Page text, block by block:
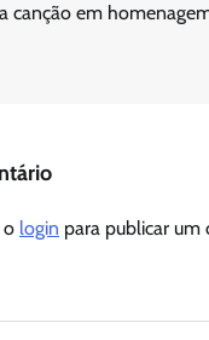
canção em
o login para publicar um